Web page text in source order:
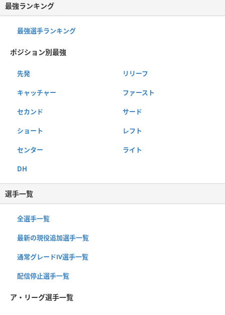
最強ランキング
最強選手ランキング
ポジション別最強
先発 リリーフ
キャッチャー ファースト
セカンド サード
ショート レフト
センター ライト
DH
選手一覧
全選手一覧
最新の現役追加選手一覧
通常グレードⅣ選手一覧
配信停止選手一覧
ア・リーグ選手一覧